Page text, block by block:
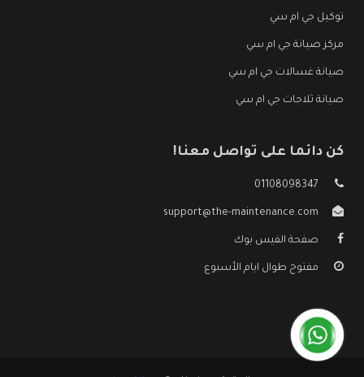
توكيل جي ام سي
مركز صيانة جي ام سي
صيانة غسالات جي ام سي
صيانة ثلاجات جي ام سي
كن دائما على تواصل معنا!
01108098347
support@the-maintenance.com
صفحة الفيس بوك
مفتوح طوال ايام الأسبوع